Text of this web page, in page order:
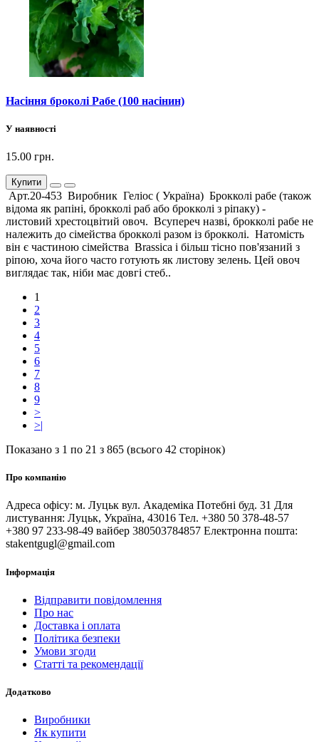
Насіння броколі Рабе (100 насінин)
У наявності
15.00 грн.
Купити
Арт.20-453 Виробник Геліос ( Україна) Брокколі рабе (також
відома як рапіні, брокколі раб або брокколі з ріпаку) -
листовий хрестоцвітий овоч. Всупереч назві, брокколі рабе не
належить до сімейства брокколі разом із брокколі. Натомість
він є частиною сімейства Brassica і більш тісно пов'язаний з
ріпою, хоча його часто готують як листову зелень. Цей овоч
виглядає так, ніби має довгі стеб..
1
2
3
4
5
6
7
8
9
>
>|
Показано з 1 по 21 з 865 (всього 42 сторінок)
Про компанію
Адреса офісу: м. Луцьк вул. Академіка Потебні буд. 31 Для
листування: Луцьк, Україна, 43016 Тел. +380 50 378-48-57
+380 97 233-98-49 вайбер 380503784857 Електронна пошта:
stakentgugl@gmail.com
Інформація
Відправити повідомлення
Про нас
Доставка і оплата
Політика безпеки
Умови згоди
Статті та рекомендації
Додатково
Виробники
Як купити